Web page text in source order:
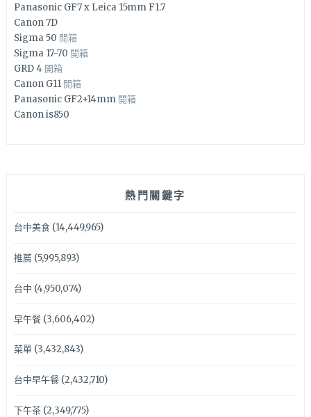
Panasonic GF7 x Leica 15mm F1.7
Canon 7D
Sigma 50 開箱
Sigma 17-70 開箱
GRD 4 開箱
Canon G11 開箱
Panasonic GF2+14mm 開箱
Canon is850
熱門關鍵字
台中美食(14,449,965)
推薦(5,995,893)
台中 (4,950,074)
早午餐(3,606,402)
菜單(3,432,843)
台中早午餐(2,432,710)
下午茶(2,349,775)